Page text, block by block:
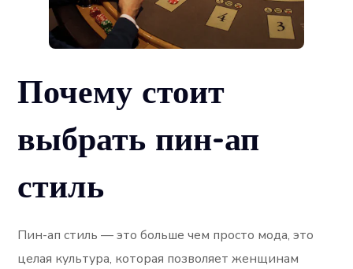
Почему стоит
выбрать пин-ап
стиль
Пин-ап стиль — это больше чем просто мода, это
целая культура, которая позволяет женщинам